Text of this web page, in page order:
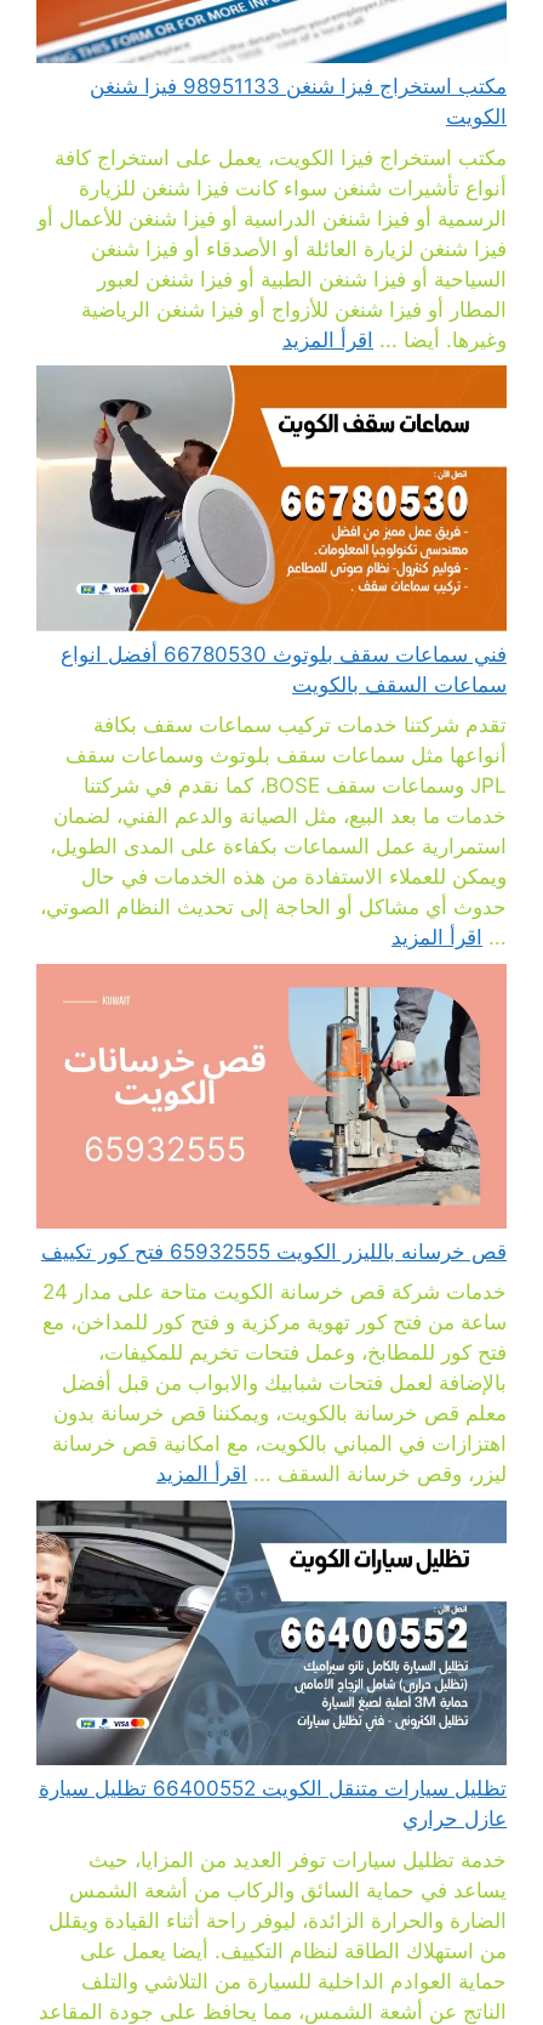
مكتب استخراج فيزا شنغن 98951133 فيزا شنغن
الكويت
مكتب استخراج فيزا الكويت، يعمل على استخراج كافة
أنواع تأشيرات شنغن سواء كانت فيزا شنغن للزيارة
الرسمية أو فيزا شنغن الدراسية أو فيزا شنغن للأعمال أو
فيزا شنغن لزيارة العائلة أو الأصدقاء أو فيزا شنغن
السياحية أو فيزا شنغن الطبية أو فيزا شنغن لعبور
المطار أو فيزا شنغن للأزواج أو فيزا شنغن الرياضية
وغيرها. أيضا ... اقرأ المزيد
فني سماعات سقف بلوتوث 66780530 أفضل انواع
سماعات السقف بالكويت
تقدم شركتنا خدمات تركيب سماعات سقف بكافة
أنواعها مثل سماعات سقف بلوتوث وسماعات سقف
JPL وسماعات سقف BOSE، كما نقدم في شركتنا
خدمات ما بعد البيع، مثل الصيانة والدعم الفني، لضمان
استمرارية عمل السماعات بكفاءة على المدى الطويل،
ويمكن للعملاء الاستفادة من هذه الخدمات في حال
حدوث أي مشاكل أو الحاجة إلى تحديث النظام الصوتي،
... اقرأ المزيد
قص خرسانه بالليزر الكويت 65932555 فتح كور تكييف
خدمات شركة قص خرسانة الكويت متاحة على مدار 24
ساعة من فتح كور تهوية مركزية و فتح كور للمداخن، مع
فتح كور للمطابخ، وعمل فتحات تخريم للمكيفات،
بالإضافة لعمل فتحات شبابيك والابواب من قبل أفضل
معلم قص خرسانة بالكويت، ويمكننا قص خرسانة بدون
اهتزازات في المباني بالكويت، مع امكانية قص خرسانة
ليزر، وقص خرسانة السقف ... اقرأ المزيد
تظليل سيارات متنقل الكويت 66400552 تظليل سيارة
عازل حراري
خدمة تظليل سيارات توفر العديد من المزايا، حيث
يساعد في حماية السائق والركاب من أشعة الشمس
الضارة والحرارة الزائدة، ليوفر راحة أثناء القيادة ويقلل
من استهلاك الطاقة لنظام التكييف. أيضا يعمل على
حماية العوادم الداخلية للسيارة من التلاشي والتلف
الناتج عن أشعة الشمس، مما يحافظ على جودة المقاعد